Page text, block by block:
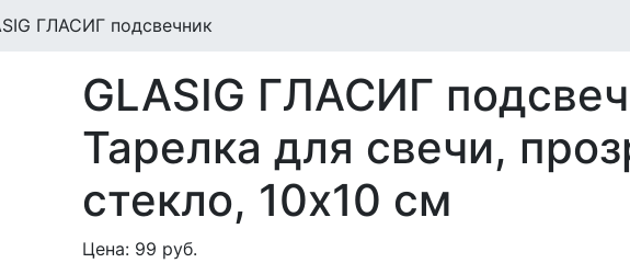
ГЛАСИГ подсвечник
GLASIG ГЛАСИГ
Тарелка для свечи,
стекло, 10x10 см
Цена: 99 руб.